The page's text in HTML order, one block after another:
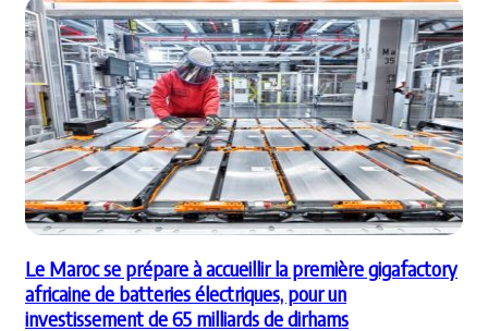
Le Maroc se prépare à accueillir la première gigafactory
africaine de batteries électriques, pour un
investissement de 65 milliards de dirhams